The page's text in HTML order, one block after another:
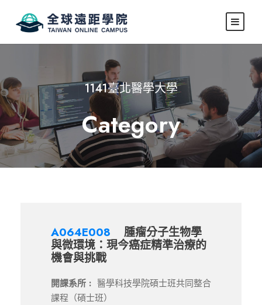
1141臺北醫學大學
Category
A064E008
腫瘤分子生物學
與微環境：現今癌症精準治療的
機會與挑戰
開課系所 : 醫學科技學院碩士班共同整合
課程（碩士班）